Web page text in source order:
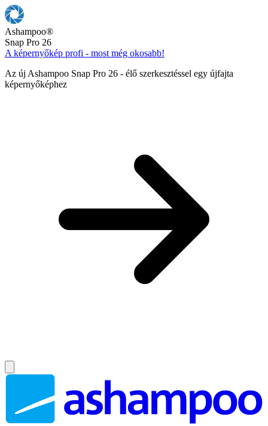
Ashampoo®
Snap Pro 26
A képernyőkép profi - most még okosabb!
Az új Ashampoo Snap Pro 26 - élő szerkesztéssel egy újfajta
képernyőképhez